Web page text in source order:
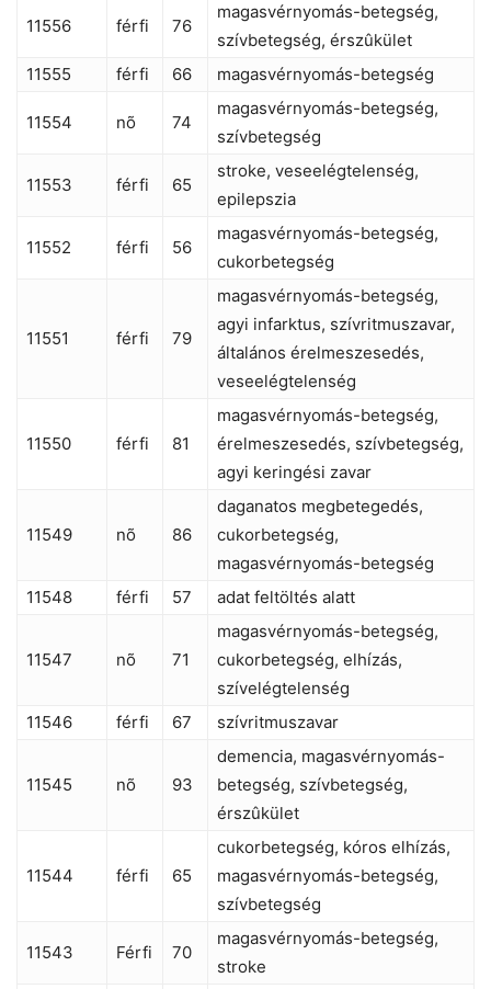
11556 férfi 76
magasvérnyomás-betegség,
szívbetegség, érszûkület
11555
férfi 66 magasvérnyomás-betegség
11554 nõ 74
magasvérnyomás-betegség,
szívbetegség
11553 férfi 65
stroke, veseelégtelenség,
epilepszia
11552 férfi 56
magasvérnyomás-betegség,
cukorbetegség
11551 férfi 79
magasvérnyomás-betegség,
agyi infarktus, szívritmuszavar,
általános érelmeszesedés,
veseelégtelenség
11550 férfi 81
magasvérnyomás-betegség,
érelmeszesedés, szívbetegség,
agyi keringési zavar
11549 nõ 86
daganatos megbetegedés,
cukorbetegség,
magasvérnyomás-betegség
11548
férfi 57 adat feltöltés alatt
11547 nõ 71
magasvérnyomás-betegség,
cukorbetegség, elhízás,
szívelégtelenség
11546
férfi 67 szívritmuszavar
11545 nõ 93
demencia, magasvérnyomás-
betegség, szívbetegség,
érszûkület
11544 férfi 65
cukorbetegség, kóros elhízás,
magasvérnyomás-betegség,
szívbetegség
11543 Férfi 70
magasvérnyomás-betegség,
stroke